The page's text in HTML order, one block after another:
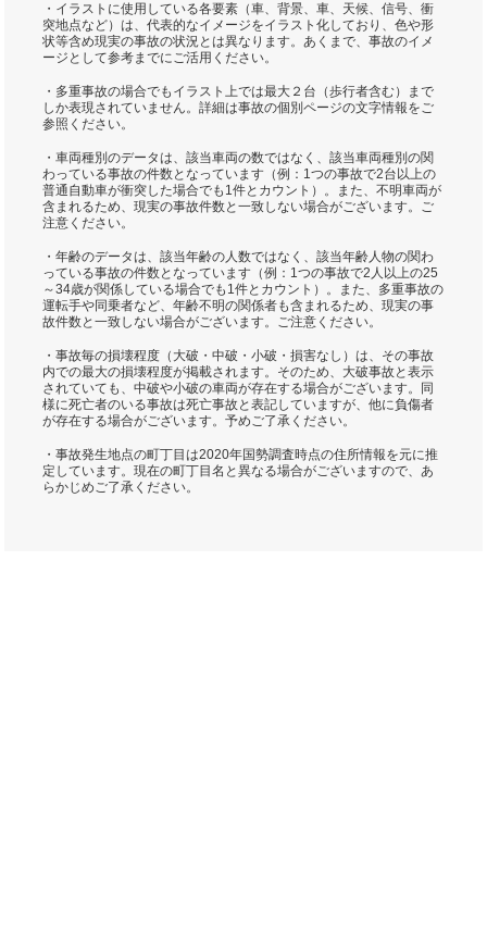
・イラストに使用している各要素（車、背景、車、天候、信号、衝
突地点など）は、代表的なイメージをイラスト化しており、色や形
状等含め現実の事故の状況とは異なります。あくまで、事故のイメ
ージとして参考までにご活用ください。
・多重事故の場合でもイラスト上では最大２台（歩行者含む）まで
しか表現されていません。詳細は事故の個別ページの文字情報をご
参照ください。
・車両種別のデータは、該当車両の数ではなく、該当車両種別の関
わっている事故の件数となっています（例：1つの事故で2台以上の
普通自動車が衝突した場合でも1件とカウント）。また、不明車両が
含まれるため、現実の事故件数と一致しない場合がございます。ご
注意ください。
・年齢のデータは、該当年齢の人数ではなく、該当年齢人物の関わ
っている事故の件数となっています（例：1つの事故で2人以上の25
～34歳が関係している場合でも1件とカウント）。また、多重事故の
運転手や同乗者など、年齢不明の関係者も含まれるため、現実の事
故件数と一致しない場合がございます。ご注意ください。
・事故毎の損壊程度（大破・中破・小破・損害なし）は、その事故
内での最大の損壊程度が掲載されます。そのため、大破事故と表示
されていても、中破や小破の車両が存在する場合がございます。同
様に死亡者のいる事故は死亡事故と表記していますが、他に負傷者
が存在する場合がございます。予めご了承ください。
・事故発生地点の町丁目は2020年国勢調査時点の住所情報を元に推
定しています。現在の町丁目名と異なる場合がございますので、あ
らかじめご了承ください。